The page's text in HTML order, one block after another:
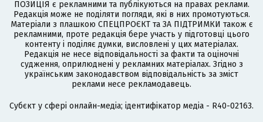
ПОЗИЦІЯ є рекламними та публікуються на правах реклами.
Редакція може не поділяти погляди, які в них промотуються.
Матеріали з плашкою СПЕЦПРОЄКТ та ЗА ПІДТРИМКИ також є
рекламними, проте редакція бере участь у підготовці цього
контенту і поділяє думки, висловлені у цих матеріалах.
Редакція не несе відповідальності за факти та оціночні
судження, оприлюднені у рекламних матеріалах. Згідно з
українським законодавством відповідальність за зміст
реклами несе рекламодавець.
Cубєкт у сфері онлайн-медіа; ідентифікатор медіа - R40-02163.